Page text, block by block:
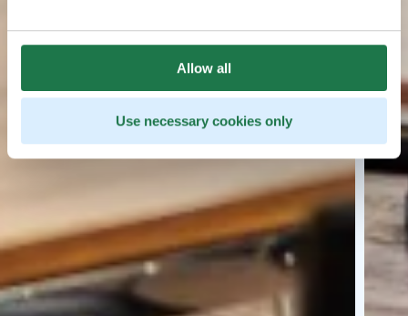
Allow all
Use necessary cookies only